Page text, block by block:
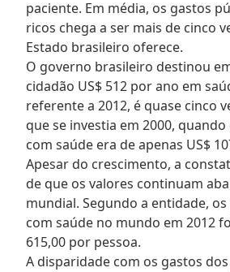
paciente. Em média, os gastos
ricos chega a ser mais de cinco
Estado brasileiro oferece.
O governo brasileiro destinou
cidadão US$ 512 por ano em
referente a 2012, é quase cinco
que se investia em 2000,
com saúde era de apenas US$
Apesar do crescimento, a
de que os valores continuam
mundial. Segundo a entidade,
com saúde no mundo em 2012
615,00 por pessoa.
A disparidade com os gastos